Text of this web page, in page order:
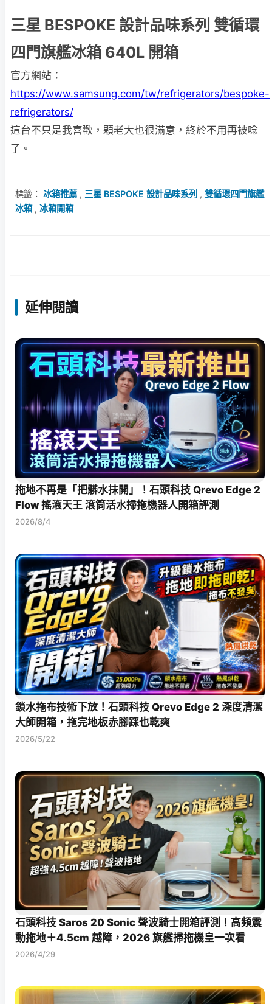
三星 BESPOKE 設計品味系列 雙循環
四門旗艦冰箱 640L 開箱
官方網站：
https://www.samsung.com/tw/refrigerators/bespoke-
refrigerators/
這台不只是我喜歡，顆老大也很滿意，終於不用再被唸
了。
標籤： 冰箱推薦, 三星 BESPOKE 設計品味系列 , 雙循環四門旗艦
冰箱, 冰箱開箱
延伸閱讀
拖地不再是「把髒水抹開」！石頭科技 Qrevo Edge 2
Flow 搖滾天王 滾筒活水掃拖機器人開箱評測
2026/8/4
鎖水拖布技術下放！石頭科技 Qrevo Edge 2 深度清潔
大師開箱，拖完地板赤腳踩也乾爽
2026/5/22
石頭科技 Saros 20 Sonic 聲波騎士開箱評測！高頻震
動拖地＋4.5cm 越障，2026 旗艦掃拖機皇一次看
2026/4/29